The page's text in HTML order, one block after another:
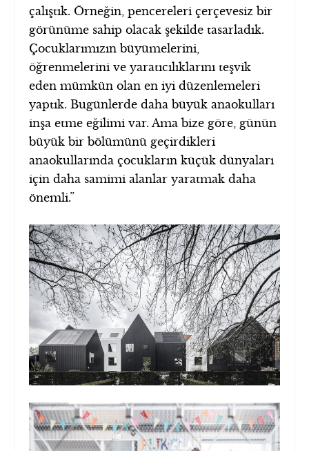
çalıştık. Örneğin, pencereleri çerçevesiz bir
görünüme sahip olacak şekilde tasarladık.
Çocuklarımızın büyümelerini,
öğrenmelerini ve yaratıcılıklarını teşvik
eden mümkün olan en iyi düzenlemeleri
yaptık. Bugünlerde daha büyük anaokulları
inşa etme eğilimi var. Ama bize göre, günün
büyük bir bölümünü geçirdikleri
anaokullarında çocukların küçük dünyaları
için daha samimi alanlar yaratmak daha
önemli.”